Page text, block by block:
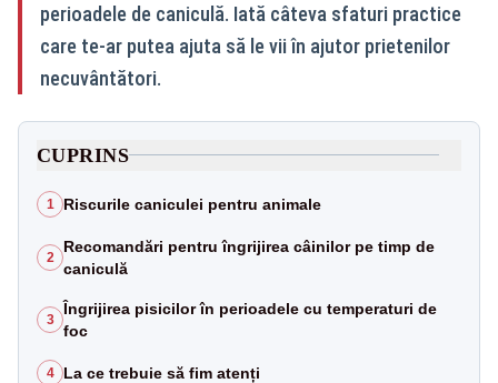
perioadele de caniculă. Iată câteva sfaturi practice
care te-ar putea ajuta să le vii în ajutor prietenilor
necuvântători.
CUPRINS
1 Riscurile caniculei pentru animale
2
Recomandări pentru îngrijirea câinilor pe timp de
caniculă
3
Îngrijirea pisicilor în perioadele cu temperaturi de
foc
4 La ce trebuie să fim atenți